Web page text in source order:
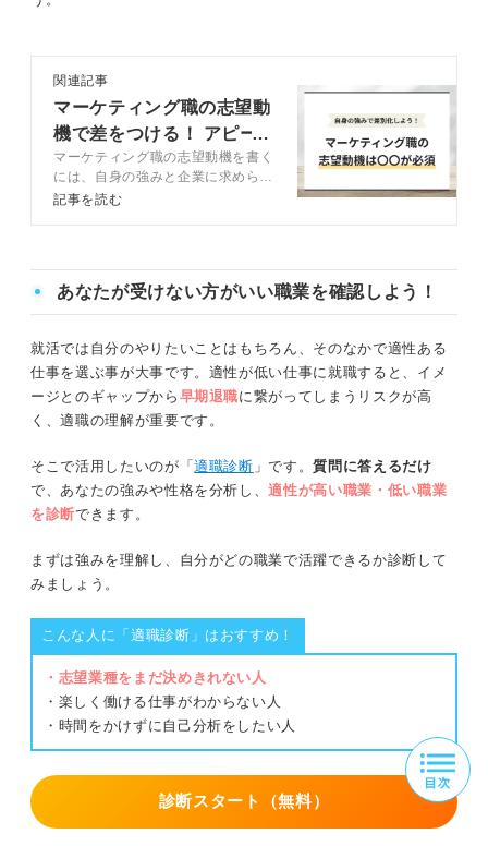
関連記事
マーケティング職の志望動
機で差をつける！ アピー
ル別の例文や注意点も
マーケティング職の志望動機を書く
には、自身の強みと企業に求められ
る能力を理解する必要があります。
参考にしてみてください。
記事を読む
あなたが受けない方がいい職業を確認しよう！
就活では自分のやりたいことはもちろん、そのなかで適性ある
仕事を選ぶ事が大事です。適性が低い仕事に就職すると、イメ
ージとのギャップから 早期退職に繋がってしまうリスクが高
く、適職の理解が重要です。
そこで活用したいのが「適職診断 」です。質問に答えるだけ
で、あなたの強みや性格を分析し、適性が高い職業・低い職業
を診断できます。
まずは強みを理解し、自分がどの職業で活躍できるか診断して
みましょう。
こんな人に「適職診断」はおすすめ！
・志望業種をまだ決めきれない人
・楽しく働ける仕事がわからない人
・時間をかけずに自己分析をしたい人
診断スタート（無料）